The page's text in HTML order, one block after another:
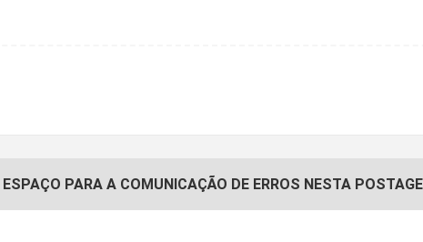
ESPAÇO PARA A COMUNICAÇÃO DE ERROS NESTA